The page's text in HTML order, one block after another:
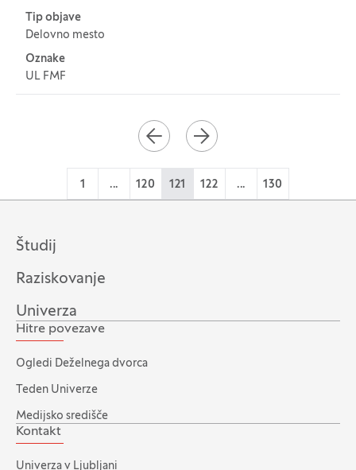
Tip objave
Delovno mesto
Oznake
UL FMF
NAZAJ NAPREJ
1 ... 120 121 122 ... 130
Študij
Raziskovanje
Univerza
Hitre povezave
Ogledi Deželnega dvorca
Teden Univerze
Medijsko središče
Kontakt
Univerza v Ljubljani